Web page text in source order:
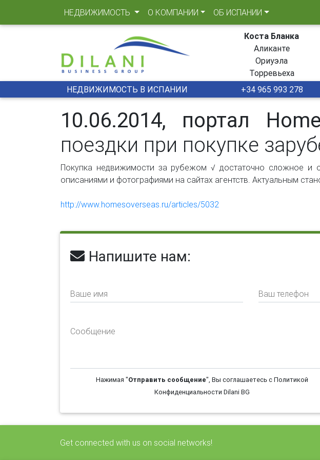
НЕДВИЖИМОСТЬ (CURRENT)
О КОМПАНИИ ОБ ИСПАНИИ
Коста Бланка
Аликанте
Ориуэла
Торревьеха
НЕДВИЖИМОСТЬ В ИСПАНИИ
+34 965 993 278
10.06.2014, портал
поездки при покупке
Покупка недвижимости за рубежом √ достаточно сложное и
описаниями и фотографиями на сайтах агентств. Актуальным
http://www.homesoverseas.ru/articles/5032
Напишите нам:
Ваше имя Ваш телефон
Сообщение
Нажимая "Отправить сообщение", Вы соглашаетесь с Политикой
Конфиденциальности Dilani BG
Get connected with us on social networks!